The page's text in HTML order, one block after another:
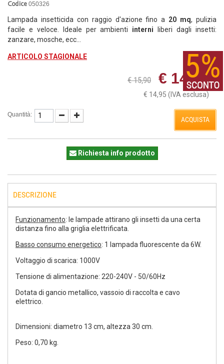
Codice 050326
Lampada insetticida con raggio d'azione fino a 20 mq, pulizia
facile e veloce. Ideale per ambienti interni liberi dagli insetti:
zanzare, mosche, ecc...
ARTICOLO STAGIONALE
€ 14,95
€ 15,90
€ 14,95 (IVA esclusa)
Quantità:
ACQUISTA
Richiesta info prodotto
DESCRIZIONE
Funzionamento: le lampade attirano gli insetti da una certa
distanza fino alla griglia elettrificata.
Basso consumo energetico: 1 lampada fluorescente da 6W.
Voltaggio di scarica: 1000V
Tensione di alimentazione: 220-240V - 50/60Hz
Dotata di gancio metallico, vassoio di raccolta e cavo
elettrico.
Dimensioni: diametro 13 cm, altezza 30 cm.
Peso: 0,70 kg.